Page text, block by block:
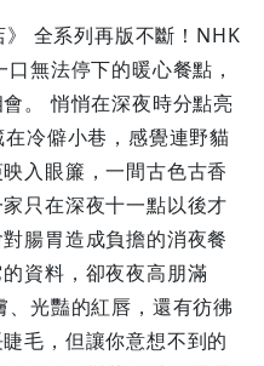
全系列再版不斷！NHK
無法停下的暖心餐點，
。 悄悄在深夜時分點亮
冷僻小巷，感覺連野貓
入眼簾，一間古色古香
只在深夜十一點以後才
腸胃造成負擔的消夜餐
資料，卻夜夜高朋滿
光豔的紅唇，還有彷彿
毛，但讓你意想不到的